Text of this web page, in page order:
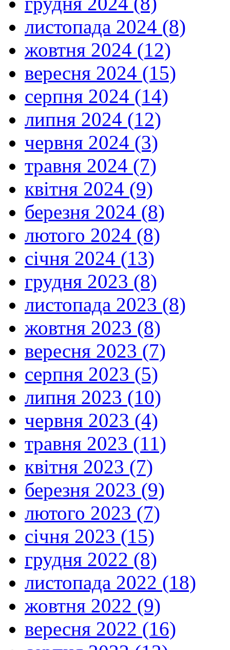
листопада 2024 (8)
жовтня 2024 (12)
вересня 2024 (15)
серпня 2024 (14)
липня 2024 (12)
червня 2024 (3)
травня 2024 (7)
квітня 2024 (9)
березня 2024 (8)
лютого 2024 (8)
січня 2024 (13)
грудня 2023 (8)
листопада 2023 (8)
жовтня 2023 (8)
вересня 2023 (7)
серпня 2023 (5)
липня 2023 (10)
червня 2023 (4)
травня 2023 (11)
квітня 2023 (7)
березня 2023 (9)
лютого 2023 (7)
січня 2023 (15)
грудня 2022 (8)
листопада 2022 (18)
жовтня 2022 (9)
вересня 2022 (16)